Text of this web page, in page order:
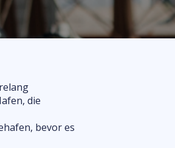
die
bevor es